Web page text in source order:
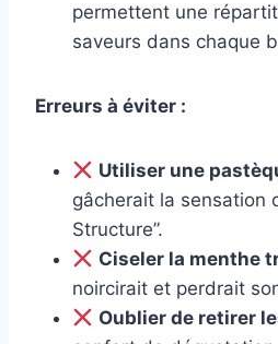
permettent une
saveurs dans chaque
Erreurs à éviter :
Utiliser une
gâcherait la sensation
Structure”.
Ciseler la menthe
noircirait et perdrait
Oublier de retirer